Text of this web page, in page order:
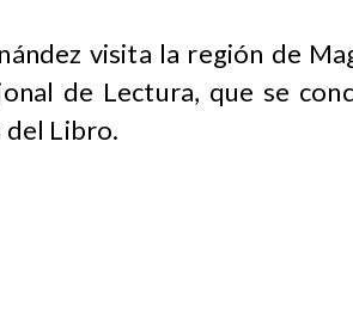
visita la región de
de Lectura, que se
del Libro.